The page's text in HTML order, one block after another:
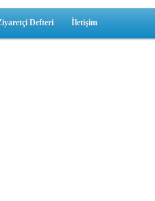
Defteri İletişim